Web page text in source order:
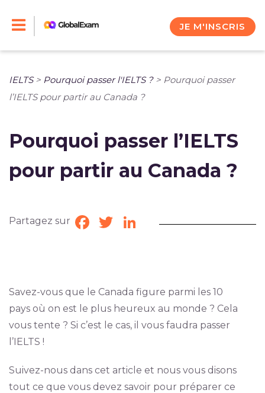
JE M'INSCRIS
IELTS> Pourquoi passer l'IELTS ?> Pourquoi passer
l’IELTS pour partir au Canada ?
Pourquoi passer l’IELTS
pour partir au Canada ?
Partagez sur Facebook
TwitterLinkedIn
Savez-vous que le Canada figure parmi les 10
pays où on est le plus heureux au monde ? Cela
vous tente ? Si c’est le cas, il vous faudra passer
l’IELTS !
Suivez-nous dans cet article et nous vous disons
tout ce que vous devez savoir pour préparer ce